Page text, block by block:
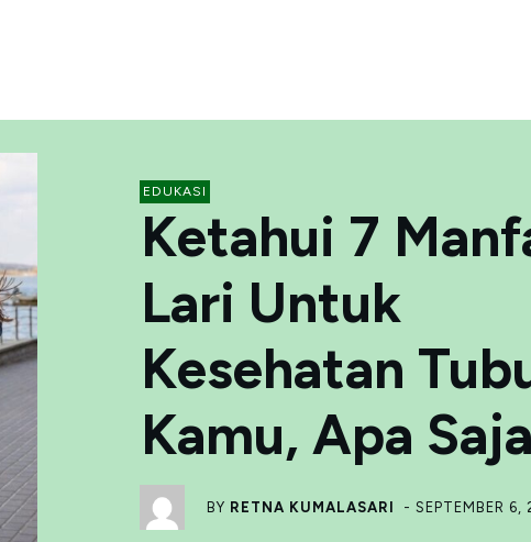
EDUKASI
Ketahui 7
Lari Untuk
Kesehatan
Kamu, Apa
BY RETNA KUMALASARI -SEPTEMBER 6,